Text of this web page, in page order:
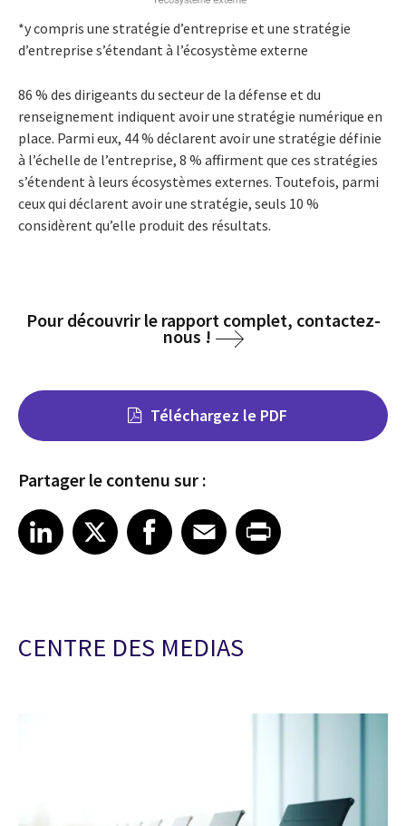
*y compris une stratégie d’entreprise et une stratégie
d’entreprise s’étendant à l’écosystème externe
86 % des dirigeants du secteur de la défense et du
renseignement indiquent avoir une stratégie numérique en
place. Parmi eux, 44 % déclarent avoir une stratégie définie
à l’échelle de l’entreprise, 8 % affirment que ces stratégies
s’étendent à leurs écosystèmes externes. Toutefois, parmi
ceux qui déclarent avoir une stratégie, seuls 10 %
considèrent qu’elle produit des résultats.
Pour découvrir le rapport complet, contactez-
nous !
Téléchargez le PDF
Partager le contenu sur :
Share on LinkedIn
LinkedIn
Share on X Share on Facebook
Facebook
Share on EmailEmailShare on Print
CENTRE DES MEDIAS